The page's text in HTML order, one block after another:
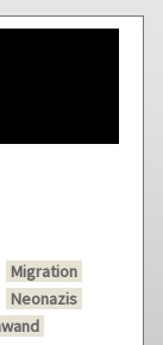
Migration
Neonazis